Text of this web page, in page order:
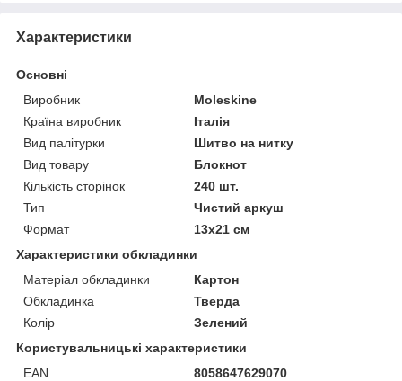
Характеристики
Основні
Виробник
Moleskine
Країна виробник
Італія
Вид палітурки
Шитво на нитку
Вид товару
Блокнот
Кількість сторінок
240 шт.
Тип
Чистий аркуш
Формат
13х21 см
Характеристики обкладинки
Матеріал обкладинки
Картон
Обкладинка
Тверда
Колір
Зелений
Користувальницькі характеристики
EAN
8058647629070